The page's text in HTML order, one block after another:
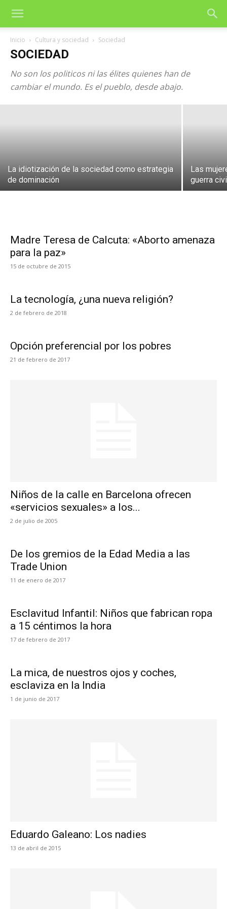
Inicio Cultura y sociedad Sociedad
SOCIEDAD
No son los politicos ni las élites quienes han de
cambiar el mundo. Es el pueblo, desde abajo.
Las 48 leyes del poder
29 de enero de 2004
La idiotización de la sociedad como estrategia
de dominación
Las
guerra
Madre Teresa de Calcuta: «Aborto amenaza
para la paz»
15 de octubre de 2015
La tecnología, ¿una nueva religión?
2 de febrero de 2018
Opción preferencial por los pobres
21 de febrero de 2017
Niños de la calle en Barcelona ofrecen
«servicios sexuales» a los...
2 de julio de 2005
De los gremios de la Edad Media a las
Trade Union
11 de enero de 2017
Esclavitud Infantil: Niños que fabrican ropa
a 15 céntimos la hora
17 de febrero de 2017
La mica, de nuestros ojos y coches,
esclaviza en la India
1 de junio de 2017
Eduardo Galeano: Los nadies
13 de abril de 2015